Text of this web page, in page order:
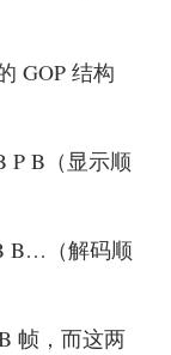
GOP 结构
P B（显示顺
B…（解码顺
帧，而这两